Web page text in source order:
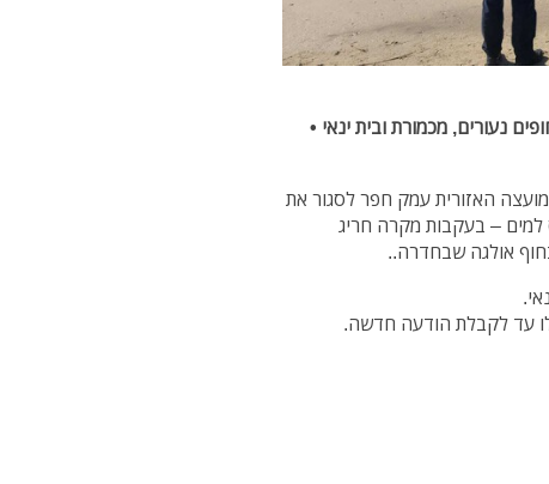
נעורים, מכמורת ובית ינאי •
האזורית עמק חפר לסגור את
– בעקבות מקרה חריג
אולגה שבחדרה..
עד לקבלת הודעה חדשה.